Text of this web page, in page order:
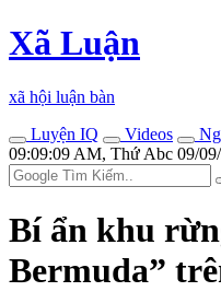
Xã Luận
xã hội luận bàn
Luyện IQ
Videos
09:09:09 AM, Thứ Abc 09/09/
Bí ẩn khu
Bermuda”